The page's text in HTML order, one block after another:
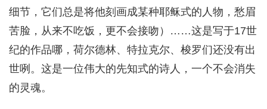
细节，它们总是将他刻画成某种耶稣式的人物，愁眉
苦脸，从来不吃饭，更不会接吻）……这是写于17世
纪的作品哪，荷尔德林、特拉克尔、梭罗们还没有出
世咧。这是一位伟大的先知式的诗人，一个不会消失
的灵魂。